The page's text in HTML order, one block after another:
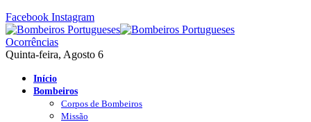
Facebook Instagram
Ocorrências
Quinta-feira, Agosto 6
Início
Bombeiros
Corpos de Bombeiros
Missão